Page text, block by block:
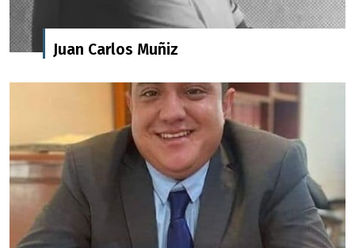
Juan Carlos Muñiz